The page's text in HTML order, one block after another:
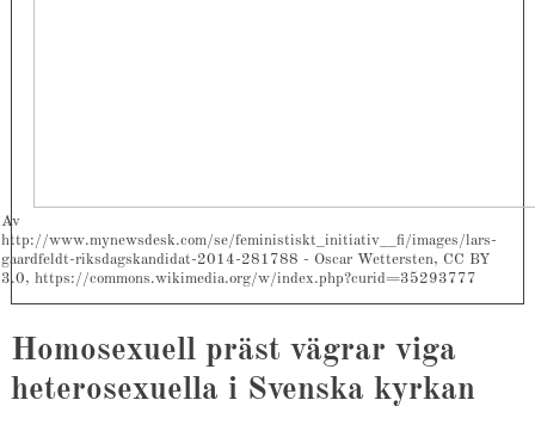
Av
http://www.mynewsdesk.com/se/feministiskt_initiativ__fi/images/lars-
gaardfeldt-riksdagskandidat-2014-281788 - Oscar Wettersten, CC BY
3.0, https://commons.wikimedia.org/w/index.php?curid=35293777
Homosexuell präst vägrar viga
heterosexuella i Svenska kyrkan